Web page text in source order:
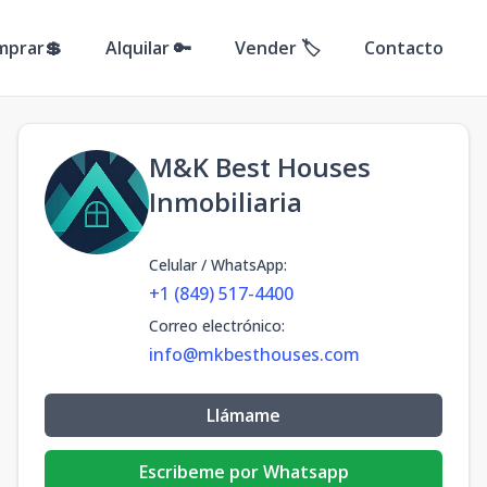
Alquilar 🔑 Vender 🏷️ Contacto
M&K Best Houses
Inmobiliaria
Celular / WhatsApp:
+1 (849) 517-4400
Correo electrónico:
info@mkbesthouses.com
Llámame
Escribeme por Whatsapp